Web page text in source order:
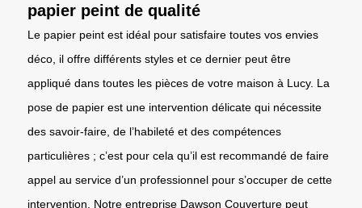
papier peint de qualité
Le papier peint est idéal pour satisfaire toutes vos envies
déco, il offre différents styles et ce dernier peut être
appliqué dans toutes les pièces de votre maison à Lucy. La
pose de papier est une intervention délicate qui nécessite
des savoir-faire, de l’habileté et des compétences
particulières ; c’est pour cela qu’il est recommandé de faire
appel au service d’un professionnel pour s’occuper de cette
intervention. Notre entreprise Dawson Couverture peut